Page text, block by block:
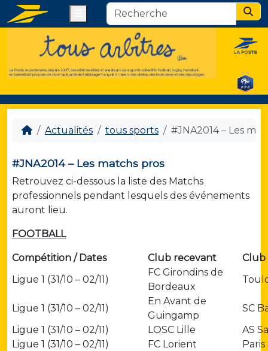
Actualités tous sports #JNA2014 – Les
#JNA2014 – Les matchs pros
Retrouvez ci-dessous la liste des Matchs
professionnels pendant lesquels des événements
auront lieu.
FOOTBALL
Compétition / Dates Club recevant
Club
Ligue 1 (31/10 – 02/11)
FC Girondins de
Bordeaux
Ligue 1 (31/10 – 02/11)
En Avant de
Guingamp
SC
Ligue 1 (31/10 – 02/11)
LOSC Lille
AS
Ligue 1 (31/10 – 02/11)
FC Lorient